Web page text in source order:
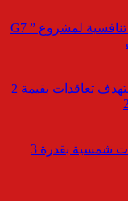
” marcon ” تقدم عروض سداد وأسعار تنافسية لمشروع ” G7
“ES” للمبانى الخضراء والمستدامة تستهدف تعاقدات بقيمة 2
Olptechegypt تنتهي من تنفيذ مشروعات شمسية بقدرة 3